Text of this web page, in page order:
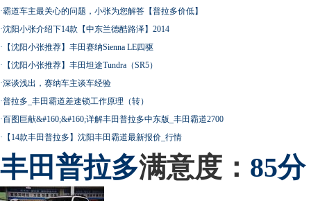
·霸道车主最关心的问题，小张为您解答【普拉多价低】
·沈阳小张介绍下14款【中东兰德酷路泽】2014
· 【沈阳小张推荐】丰田赛纳Sienna LE四驱
· 【沈阳小张推荐】丰田坦途Tundra（SR5）
·深谈浅出，赛纳车主谈车经验
·普拉多_丰田霸道差速锁工作原理（转）
·百图巨献&#160;&#160;详解丰田普拉多中东版_丰田霸道2700
· 【14款丰田普拉多】沈阳丰田霸道最新报价_行情
丰田 普拉多满意度： 85分